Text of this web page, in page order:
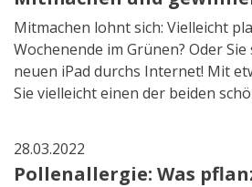
Mitmachen lohnt sich: Vielleicht
Wochenende im Grünen? Oder
neuen iPad durchs Internet! Mit
Sie vielleicht einen der beiden
28.03.2022
Pollenallergie: Was